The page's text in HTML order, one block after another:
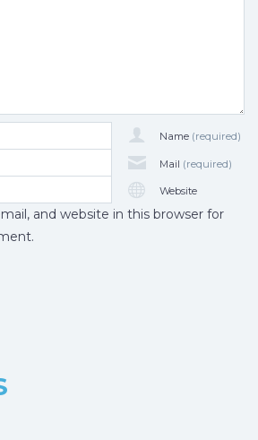
Name (required)
Mail (required)
Website
and website in this browser for